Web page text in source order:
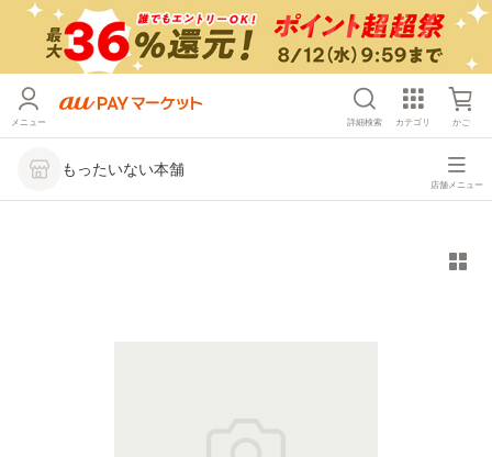
メニュー 詳細検索 カテゴリ かご
もったいない本舗
店舗メニュー